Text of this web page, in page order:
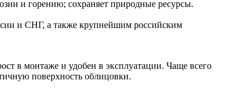
и горению; сохраняет природные ресурсы.
и СНГ, а также крупнейшим российским
в монтаже и удобен в эксплуатации. Чаще всего
поверхность облицовки.